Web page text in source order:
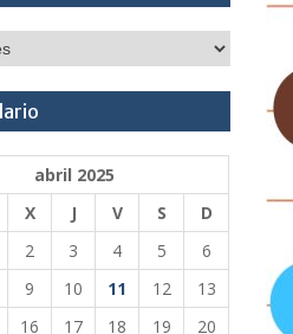
abril 2025
X J V S
D
2 3 4 5
6
9 10 11 12
13
16 17 18 19
20